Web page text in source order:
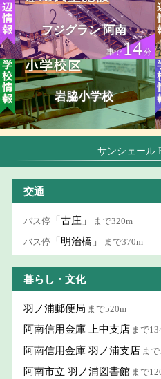
フジグラン 阿南
車で14分
岩脇小学校
サンシェール
交通
バス停 「古庄」 まで320m
バス停 「明治橋」 まで370m
暮らし・文化
羽ノ浦郵便局 まで520m
阿南信用金庫 上中支店 まで
阿南信用金庫 羽ノ浦支店 ま
阿南市立 羽ノ浦図書館 まで